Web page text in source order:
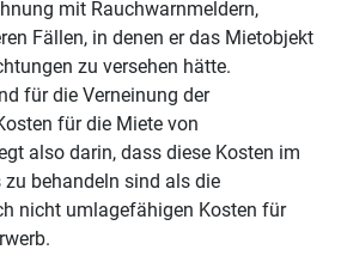
mit Rauchwarnmeldern,
Fällen, in denen er das Mietobjekt
zu versehen hätte.
für die Verneinung der
für die Miete von
also darin, dass diese Kosten im
zu behandeln sind als die
nicht umlagefähigen Kosten für